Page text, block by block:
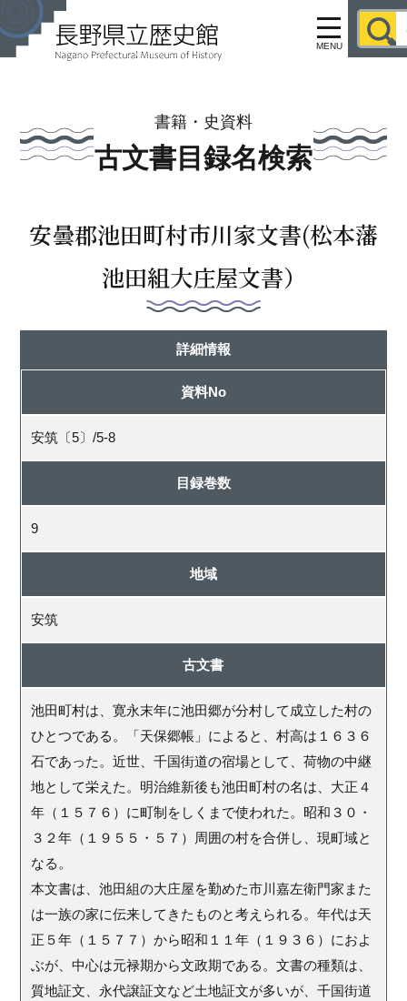
MENU
書籍・史資料
古文書目録名検索
安曇郡池田町村市川家文書(松本藩
池田組大庄屋文書）
詳細情報
資料No
安筑〔5〕/5-8
目録巻数
9
地域
安筑
古文書
池田町村は、寛永末年に池田郷が分村して成立した村の
ひとつである。「天保郷帳」によると、村高は１６３６
石であった。近世、千国街道の宿場として、荷物の中継
地として栄えた。明治維新後も池田町村の名は、大正４
年（１５７６）に町制をしくまで使われた。昭和３０・
３２年（１９５５・５７）周囲の村を合併し、現町域と
なる。
本文書は、池田組の大庄屋を勤めた市川嘉左衛門家また
は一族の家に伝来してきたものと考えられる。年代は天
正５年（１５７７）から昭和１１年（１９３６）におよ
ぶが、中心は元禄期から文政期である。文書の種類は、
質地証文、永代譲証文など土地証文が多いが、千国街道